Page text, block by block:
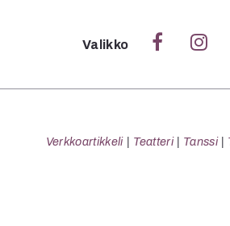
Sulje
Valikko
Verkkoartikkeli Teatteri Tanssi